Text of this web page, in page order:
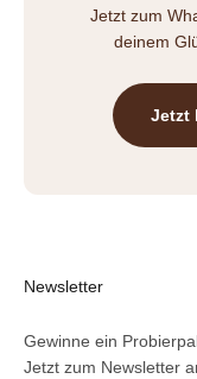
Jetzt zum
deinem
Jetzt
Newsletter
Gewinne ein
Jetzt zum Newsletter